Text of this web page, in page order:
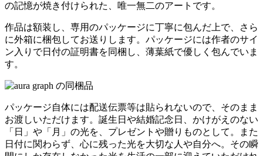
の記憶が焼き付けられた、唯一無二のアートです。
作品は額装し、専用のパッケージに丁寧に包んだ上で、さら
に外箱に梱包してお送りします。パッケージには作者のサイ
ン入りで日付の証明書を同梱し、薄葉紙で優しく包んでいま
す。
パッケージ自体には配送伝票等は貼られないので、そのまま
お渡しいただけます。誕生日や結婚記念日、かけがえのない
「日」や「月」の光を、プレゼントや贈りものとして。また
日付に関わらず、心に残った光を大切な人や自分へ。その瞬